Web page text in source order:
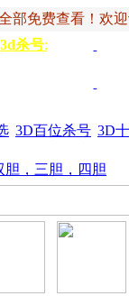
部免费查看！欢
3d杀号:
3D百位杀号 3D
胆，三胆，四胆